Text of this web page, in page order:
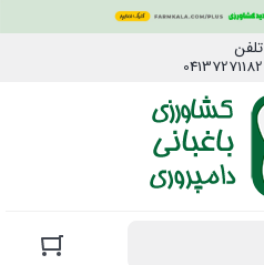
تلفن
04137271182